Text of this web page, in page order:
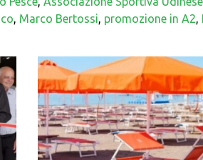
, Marco Bertossi, promozione in A2,